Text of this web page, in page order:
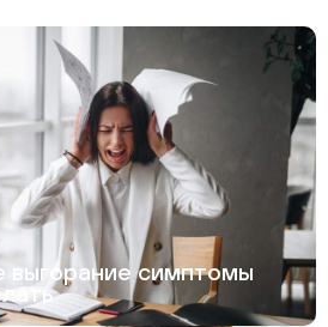
выгорание симптомы